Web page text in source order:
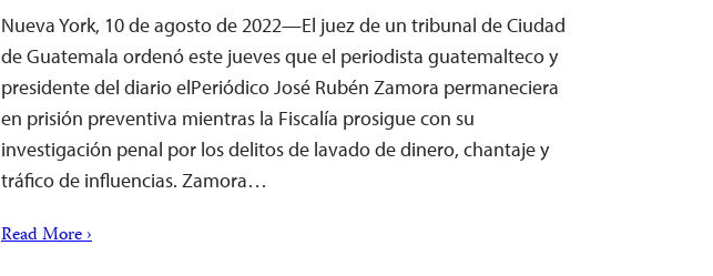
Nueva York, 10 de agosto de 2022—El juez de un tribunal de Ciudad
de Guatemala ordenó este jueves que el periodista guatemalteco y
presidente del diario elPeriódico José Rubén Zamora permaneciera
en prisión preventiva mientras la Fiscalía prosigue con su
investigación penal por los delitos de lavado de dinero, chantaje y
tráfico de influencias. Zamora…
Read More ›